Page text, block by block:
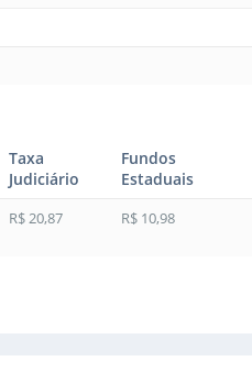
Taxa
Judiciário
Fundos
Estaduais
R$ 20,87 R$ 10,98